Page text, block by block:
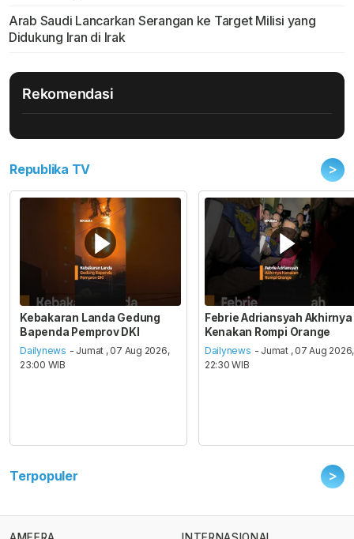
Arab Saudi Lancarkan Serangan ke Target Milisi yang
Didukung Iran di Irak
Rekomendasi
Republika TV >
Kebakaran Landa Gedung
Bapenda Pemprov DKI
Dailynews - Jumat , 07 Aug 2026,
23:00 WIB
Febrie Adriansyah Akhirnya
Kenakan Rompi Orange
Dailynews - Jumat , 07 Aug 2026,
22:30 WIB
Terpopuler >